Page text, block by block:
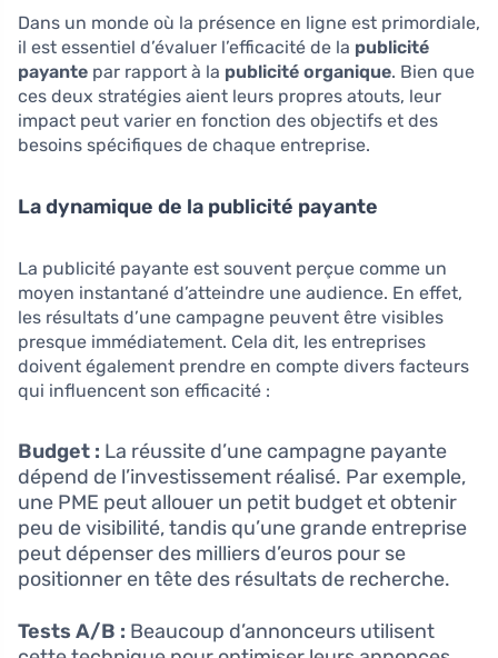
Dans un monde où la présence en ligne est primordiale,
il est essentiel d’évaluer l’efficacité de la publicité
payante par rapport à la publicité organique. Bien que
ces deux stratégies aient leurs propres atouts, leur
impact peut varier en fonction des objectifs et des
besoins spécifiques de chaque entreprise.
La dynamique de la publicité payante
La publicité payante est souvent perçue comme un
moyen instantané d’atteindre une audience. En effet,
les résultats d’une campagne peuvent être visibles
presque immédiatement. Cela dit, les entreprises
doivent également prendre en compte divers facteurs
qui influencent son efficacité :
Budget : La réussite d’une campagne payante
dépend de l’investissement réalisé. Par exemple,
une PME peut allouer un petit budget et obtenir
peu de visibilité, tandis qu’une grande entreprise
peut dépenser des milliers d’euros pour se
positionner en tête des résultats de recherche.
Tests A/B : Beaucoup d’annonceurs utilisent